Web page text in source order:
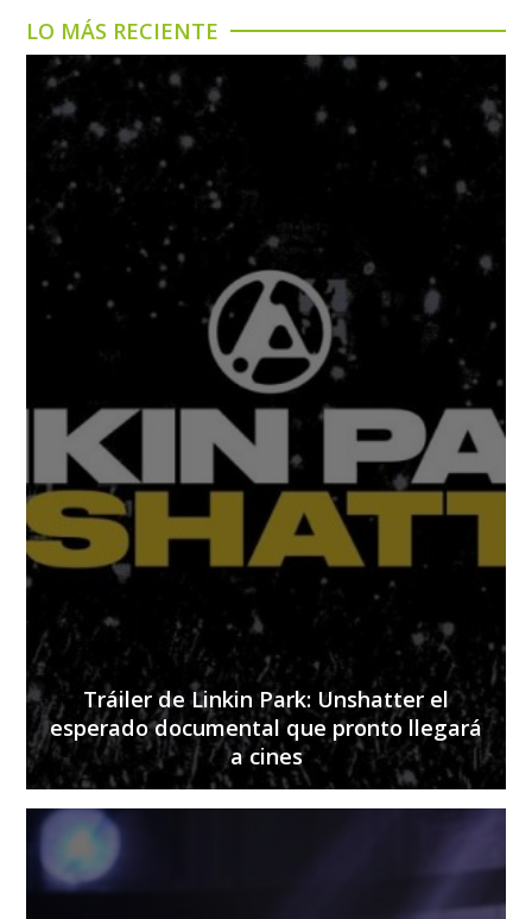
LO MÁS RECIENTE
Tráiler de Linkin Park: Unshatter el
esperado documental que pronto llegará
a cines